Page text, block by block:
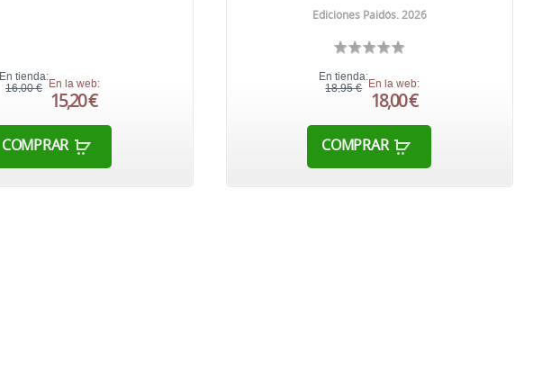
En tienda:
16,00 € En la web:
15,20 €
COMPRAR
Ediciones Paidós. 2026
En tienda:
18,95 €
En la web:
18,00 €
COMPRAR